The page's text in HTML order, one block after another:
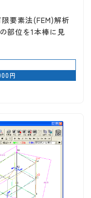
要素法(FEM)解析
部位を1本棒に見
円